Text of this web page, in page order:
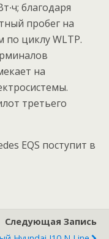
благодаря
пробег на
по циклу WLTP.
на
третьего
EQS поступит в
Следующая Запись